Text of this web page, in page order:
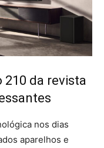
210 da revista
nos dias
aparelhos e